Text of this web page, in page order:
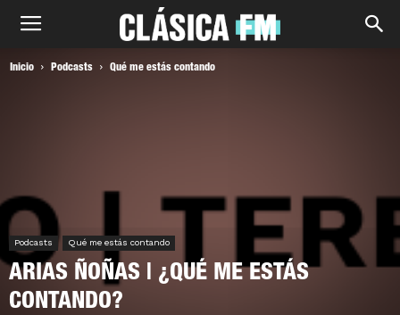
Inicio Podcasts Qué me estás contando
Podcasts Qué me estás contando
ARIAS ÑOÑAS | ¿QUÉ ME ESTÁS
CONTANDO?